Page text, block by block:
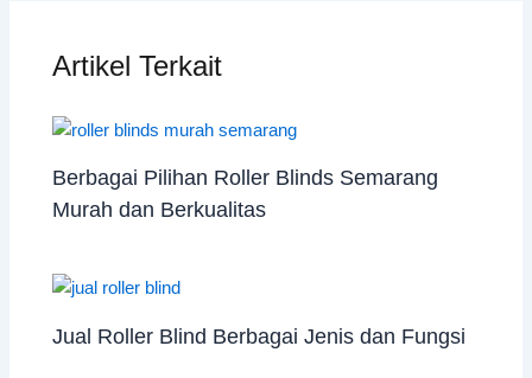
Artikel Terkait
Berbagai Pilihan Roller Blinds Semarang
Murah dan Berkualitas
Jual Roller Blind Berbagai Jenis dan Fungsi